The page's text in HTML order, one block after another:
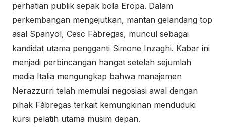
perhatian publik sepak bola Eropa. Dalam
perkembangan mengejutkan, mantan gelandang top
asal Spanyol, Cesc Fàbregas, muncul sebagai
kandidat utama pengganti Simone Inzaghi. Kabar ini
menjadi perbincangan hangat setelah sejumlah
media Italia mengungkap bahwa manajemen
Nerazzurri telah memulai negosiasi awal dengan
pihak Fàbregas terkait kemungkinan menduduki
kursi pelatih utama musim depan.